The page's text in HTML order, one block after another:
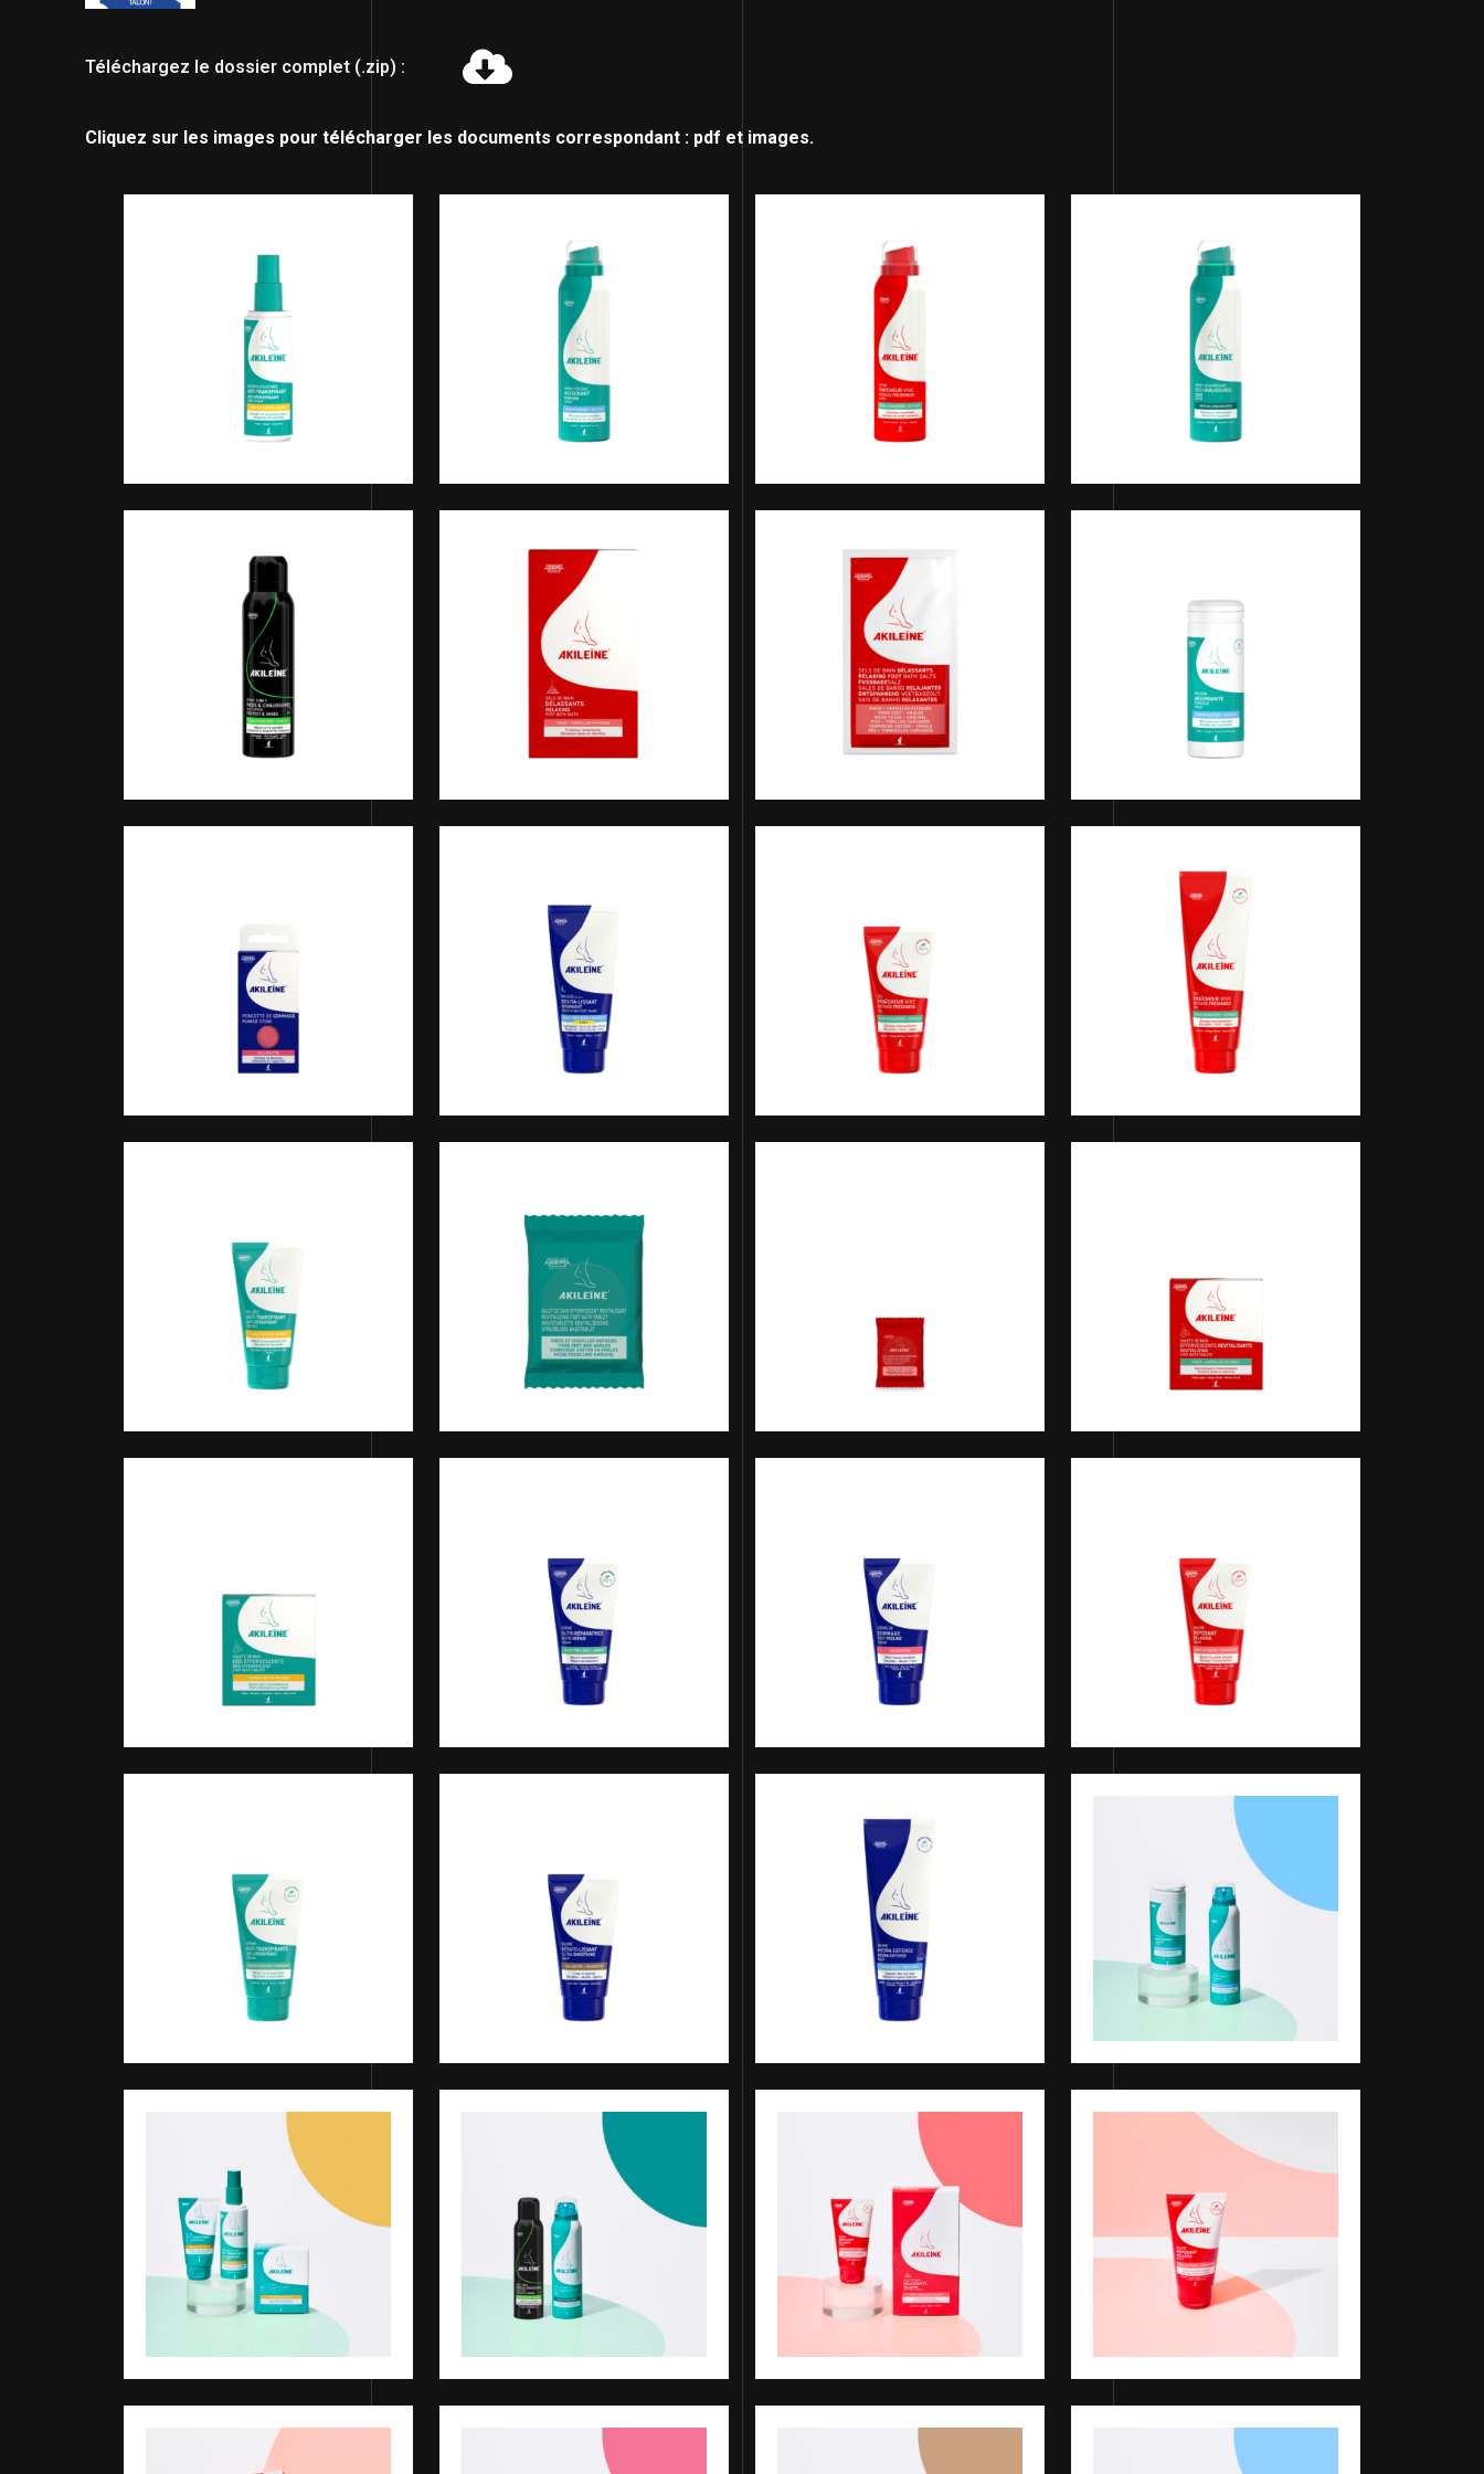
Téléchargez le dossier complet (.zip) :
Cliquez sur les images pour télécharger les documents correspondant : pdf et images.